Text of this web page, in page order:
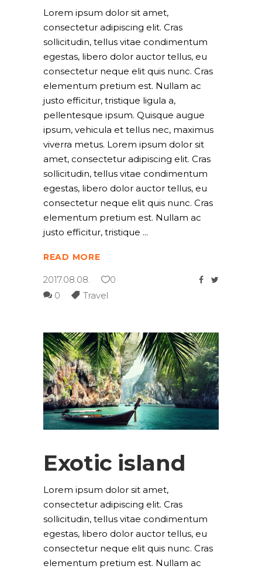
Lorem ipsum dolor sit amet,
consectetur adipiscing elit. Cras
sollicitudin, tellus vitae condimentum
egestas, libero dolor auctor tellus, eu
consectetur neque elit quis nunc. Cras
elementum pretium est. Nullam ac
justo efficitur, tristique ligula a,
pellentesque ipsum. Quisque augue
ipsum, vehicula et tellus nec, maximus
viverra metus. Lorem ipsum dolor sit
amet, consectetur adipiscing elit. Cras
sollicitudin, tellus vitae condimentum
egestas, libero dolor auctor tellus, eu
consectetur neque elit quis nunc. Cras
elementum pretium est. Nullam ac
justo efficitur, tristique
READ MORE
2017.08.08.
0
0
Travel
Exotic island
Lorem ipsum dolor sit amet,
consectetur adipiscing elit. Cras
sollicitudin, tellus vitae condimentum
egestas, libero dolor auctor tellus, eu
consectetur neque elit quis nunc. Cras
elementum pretium est. Nullam ac